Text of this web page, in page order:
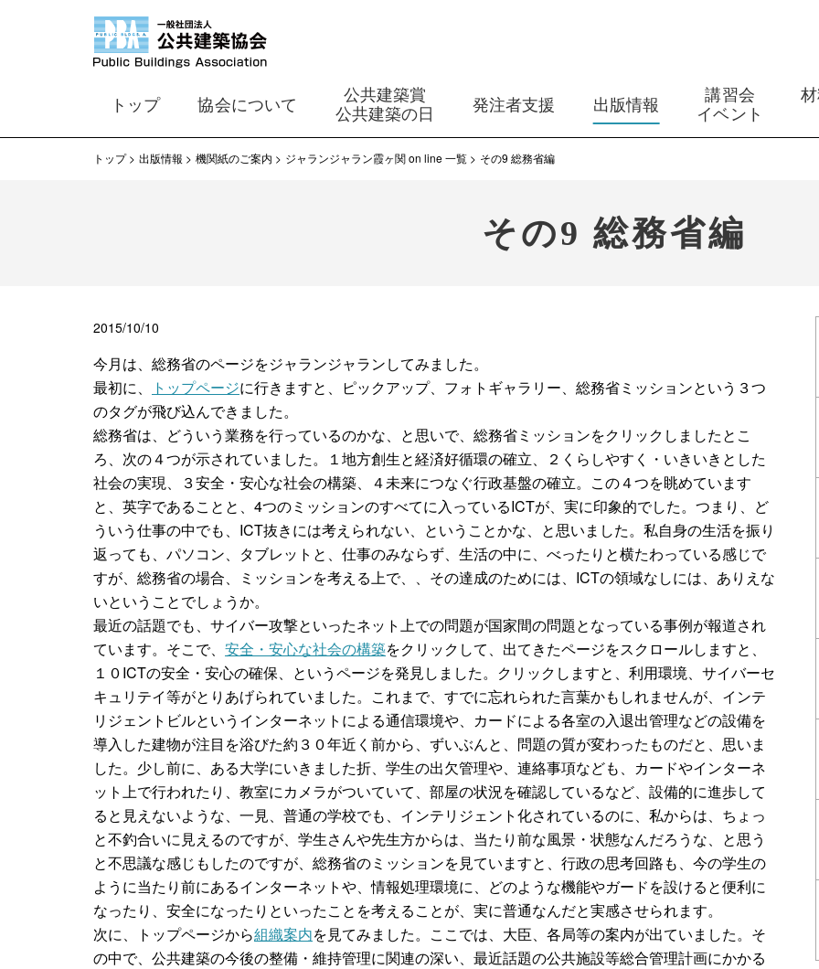
トップ 協会について
公共建築賞
公共建築の日
発注者支援 出版情報
講習会
イベント
トップ 出版情報 機関紙のご案内 ジャランジャラン霞ヶ関 on line 一覧 その9 総務省編
その9 総務省編
2015/10/10
今月は、総務省のページをジャランジャランしてみました。
最初に、
トップページに行きますと、ピックアップ、フォトギャラリー、総務省ミッションという３つ
のタグが飛び込んできました。
総務省は、どういう業務を行っているのかな、と思いで、総務省ミッションをクリックしましたとこ
ろ、次の４つが示されていました。１地方創生と経済好循環の確立、２くらしやすく・いきいきとした
社会の実現、３安全・安心な社会の構築、４未来につなぐ行政基盤の確立。この４つを眺めています
と、英字であることと、4つのミッションのすべてに入っているICTが、実に印象的でした。つまり、ど
ういう仕事の中でも、ICT抜きには考えられない、ということかな、と思いました。私自身の生活を振り
返っても、パソコン、タブレットと、仕事のみならず、生活の中に、べったりと横たわっている感じで
すが、総務省の場合、ミッションを考える上で、、その達成のためには、ICTの領域なしには、ありえな
いということでしょうか。
最近の話題でも、サイバー攻撃といったネット上での問題が国家間の問題となっている事例が報道され
ています。そこで、 安全・安心な社会の構築をクリックして、出てきたページをスクロールしますと、
１０ICTの安全・安心の確保、というページを発見しました。クリックしますと、利用環境、サイバーセ
キュリテイ等がとりあげられていました。これまで、すでに忘れられた言葉かもしれませんが、インテ
リジェントビルというインターネットによる通信環境や、カードによる各室の入退出管理などの設備を
導入した建物が注目を浴びた約３０年近く前から、ずいぶんと、問題の質が変わったものだと、思いま
した。少し前に、ある大学にいきました折、学生の出欠管理や、連絡事項なども、カードやインターネ
ット上で行われたり、教室にカメラがついていて、部屋の状況を確認しているなど、設備的に進歩して
ると見えないような、一見、普通の学校でも、インテリジェント化されているのに、私からは、ちょっ
と不釣合いに見えるのですが、学生さんや先生方からは、当たり前な風景・状態なんだろうな、と思う
と不思議な感じもしたのですが、総務省のミッションを見ていますと、行政の思考回路も、今の学生の
ように当たり前にあるインターネットや、情報処理環境に、どのような機能やガードを設けると便利に
なったり、安全になったりといったことを考えることが、実に普通なんだと実感させられます。
次に、トップページから組織案内を見てみました。ここでは、大臣、各局等の案内が出ていました。そ
の中で、公共建築の今後の整備・維持管理に関連の深い、最近話題の公共施設等総合管理計画にかかる